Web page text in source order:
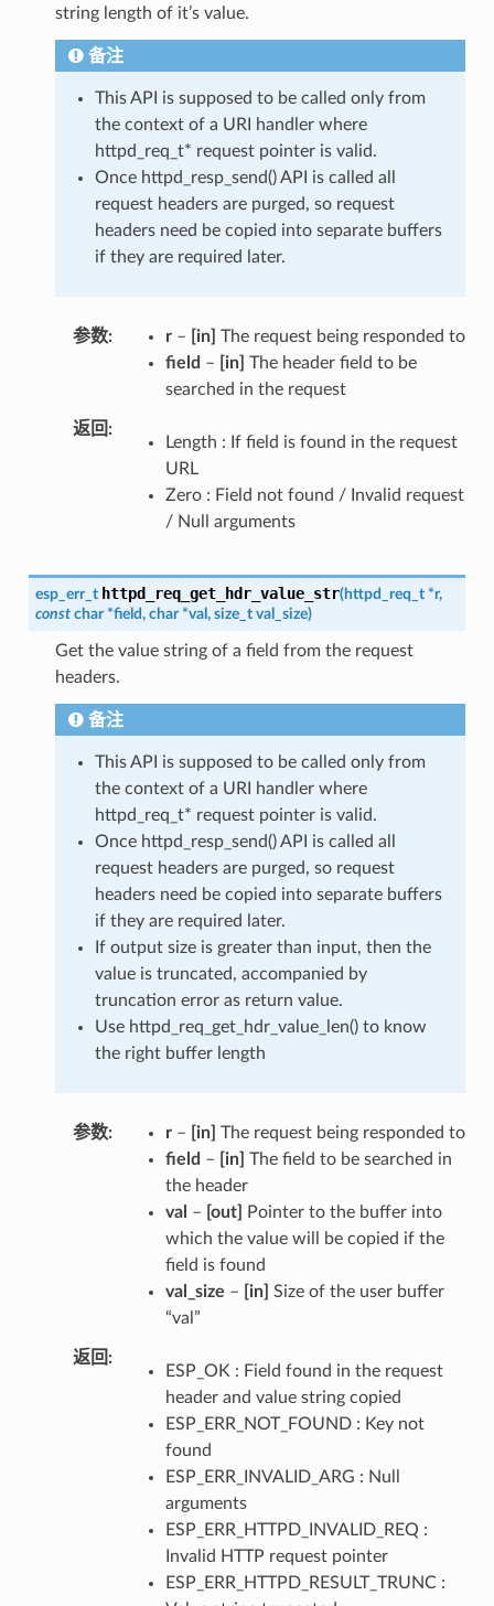
string length of it’s value.
备注
This API is supposed to be called only from
the context of a URI handler where
httpd_req_t* request pointer is valid.
Once httpd_resp_send() API is called all
request headers are purged, so request
headers need be copied into separate buffers
if they are required later.
参数 r– [in] The request being responded to
field – [in] The header field to be
searched in the request
返回
Length : If field is found in the request
URL
Zero : Field not found / Invalid request
/ Null arguments
esp_err_t httpd_req_get_hdr_value_str(httpd_req_t *r,
const char *field, char *val , size_t val_size)
Get the value string of a field from the request
headers.
备注
This API is supposed to be called only from
the context of a URI handler where
httpd_req_t* request pointer is valid.
Once httpd_resp_send() API is called all
request headers are purged, so request
headers need be copied into separate buffers
if they are required later.
If output size is greater than input, then the
value is truncated, accompanied by
truncation error as return value.
Use httpd_req_get_hdr_value_len() to know
the right buffer length
参数 r– [in] The request being responded to
field – [in] The field to be searched in
the header
val – [out]
Pointer to the buffer into
which the value will be copied if the
field is found
val_size – [in] Size of the user buffer
“val”
返回
ESP_OK : Field found in the request
header and value string copied
ESP_ERR_NOT_FOUND : Key not
found
ESP_ERR_INVALID_ARG : Null
arguments
ESP_ERR_HTTPD_INVALID_REQ :
Invalid HTTP request pointer
ESP_ERR_HTTPD_RESULT_TRUNC :